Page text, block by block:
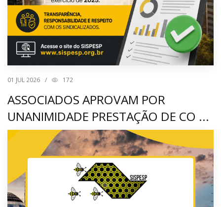
01 JUL 2026 / 172
ASSOCIADOS APROVAM POR
UNANIMIDADE PRESTAÇÃO DE CO ...